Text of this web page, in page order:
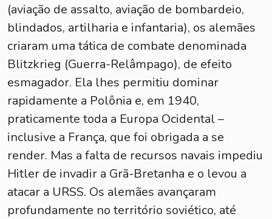
(aviação de assalto, aviação de bombardeio,
blindados, artilharia e infantaria), os alemães
criaram uma tática de combate denominada
Blitzkrieg (Guerra-Relâmpago), de efeito
esmagador. Ela lhes permitiu dominar
rapidamente a Polônia e, em 1940,
praticamente toda a Europa Ocidental –
inclusive a França, que foi obrigada a se
render. Mas a falta de recursos navais impediu
Hitler de invadir a Grã-Bretanha e o levou a
atacar a URSS. Os alemães avançaram
profundamente no território soviético, até